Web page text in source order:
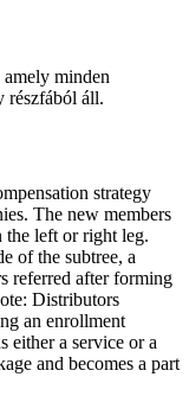
minden
részfából áll.
strategy
The new members
the left or right leg.
of the subtree, a
referred after forming
Distributors
an enrollment
either a service or a
and becomes a part